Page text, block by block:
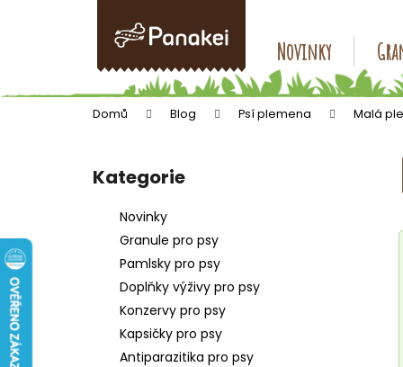
Novinky
Domů Blog Psí plemena Malá
Přeskočit
kategorie
Kategorie
Novinky
Granule pro psy
Pamlsky pro psy
Doplňky výživy pro psy
Konzervy pro psy
Kapsičky pro psy
Antiparazitika pro psy
k
obchodu
obchodu